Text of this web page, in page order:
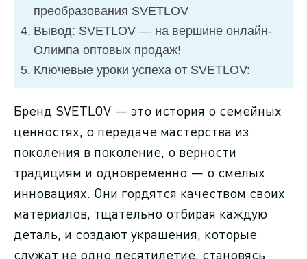
преобразования SVETLOV
Вывод: SVETLOV — на вершине онлайн-
Олимпа оптовых продаж!
Ключевые уроки успеха от SVETLOV:
Бренд SVETLOV — это история о семейных
ценностях, о передаче мастерства из
поколения в поколение, о верности
традициям и одновременно — о смелых
инновациях. Они гордятся качеством своих
материалов, тщательно отбирая каждую
деталь, и создают украшения, которые
служат не одно десятилетие, становясь